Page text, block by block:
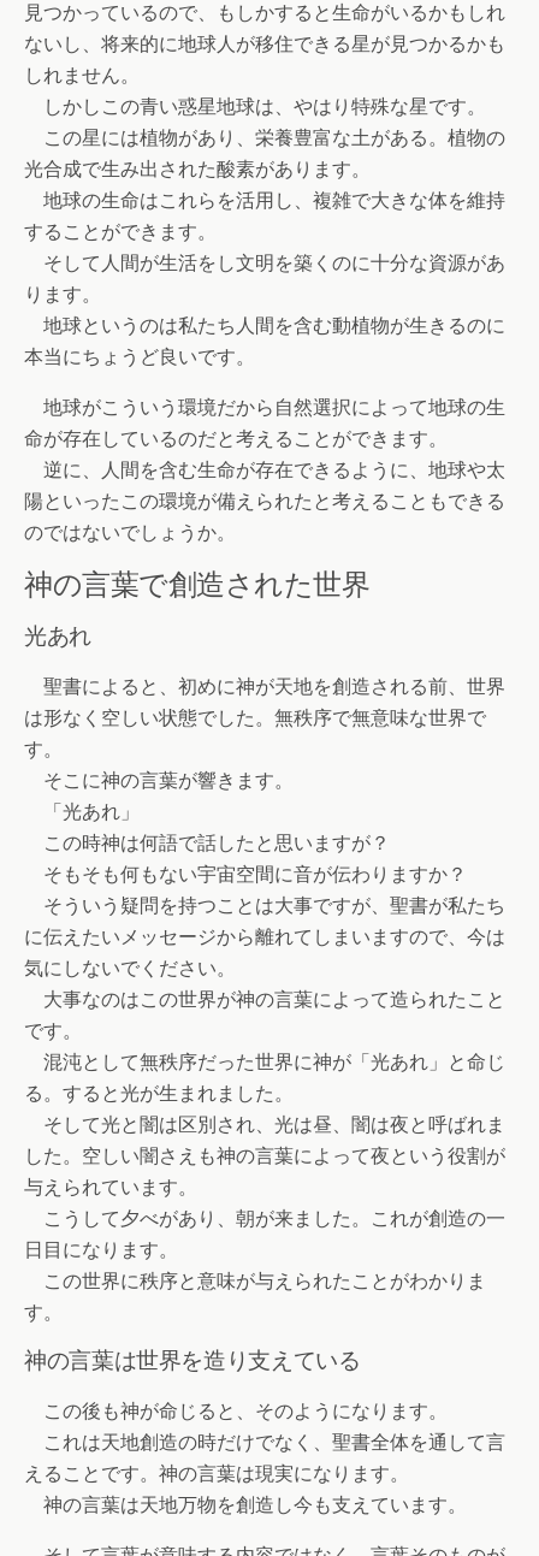
見つかっているので、もしかすると生命がいるかもしれ
ないし、将来的に地球人が移住できる星が見つかるかも
しれません。
しかしこの青い惑星地球は、やはり特殊な星です。
この星には植物があり、栄養豊富な土がある。植物の
光合成で生み出された酸素があります。
地球の生命はこれらを活用し、複雑で大きな体を維持
することができます。
そして人間が生活をし文明を築くのに十分な資源があ
ります。
地球というのは私たち人間を含む動植物が生きるのに
本当にちょうど良いです。
地球がこういう環境だから自然選択によって地球の生
命が存在しているのだと考えることができます。
逆に、人間を含む生命が存在できるように、地球や太
陽といったこの環境が備えられたと考えることもできる
のではないでしょうか。
神の言葉で創造された世界
光あれ
聖書によると、初めに神が天地を創造される前、世界
は形なく空しい状態でした。無秩序で無意味な世界で
す。
そこに神の言葉が響きます。
「光あれ」
この時神は何語で話したと思いますが？
そもそも何もない宇宙空間に音が伝わりますか？
そういう疑問を持つことは大事ですが、聖書が私たち
に伝えたいメッセージから離れてしまいますので、今は
気にしないでください。
大事なのはこの世界が神の言葉によって造られたこと
です。
混沌として無秩序だった世界に神が「光あれ」と命じ
る。すると光が生まれました。
そして光と闇は区別され、光は昼、闇は夜と呼ばれま
した。空しい闇さえも神の言葉によって夜という役割が
与えられています。
こうして夕べがあり、朝が来ました。これが創造の一
日目になります。
この世界に秩序と意味が与えられたことがわかりま
す。
神の言葉は世界を造り支えている
この後も神が命じると、そのようになります。
これは天地創造の時だけでなく、聖書全体を通して言
えることです。神の言葉は現実になります。
神の言葉は天地万物を創造し今も支えています。